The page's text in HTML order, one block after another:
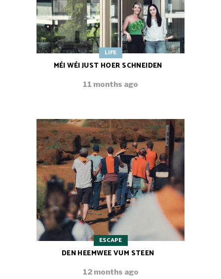
LIFE
MÉI WÉI JUST HOER SCHNEIDEN
11 months ago
ESCAPE
DEN HEEMWEE VUM STEEN
12 months ago